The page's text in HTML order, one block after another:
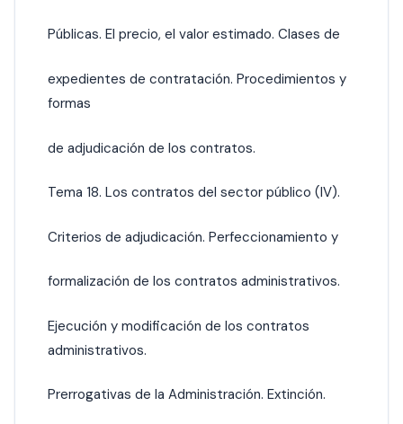
Públicas. El precio, el valor estimado. Clases de
expedientes de contratación. Procedimientos y
formas
de adjudicación de los contratos.
Tema 18. Los contratos del sector público (IV).
Criterios de adjudicación. Perfeccionamiento y
formalización de los contratos administrativos.
Ejecución y modificación de los contratos
administrativos.
Prerrogativas de la Administración. Extinción.